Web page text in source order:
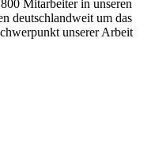
Mitarbeiter in unseren
deutschlandweit um das
unserer Arbeit